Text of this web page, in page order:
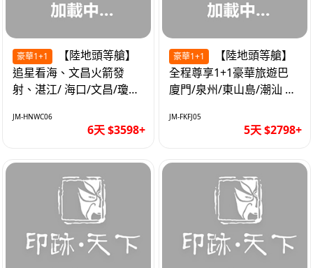
豪華1+1
追星看海、文昌火箭發
射、湛江/ 海口/文昌/瓊海/
優質6天
JM-HNWC06
6天 $3598+
豪華1+1
全程尊享1+1豪華旅遊巴
廈門/泉州/東山島/潮汕 精
JM-FKFJ05
5天 $2798+